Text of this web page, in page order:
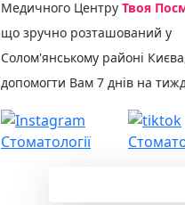
Медичного Центру Твоя
що зручно розташований у
Солом'янському районі
допомогти Вам 7 днів на